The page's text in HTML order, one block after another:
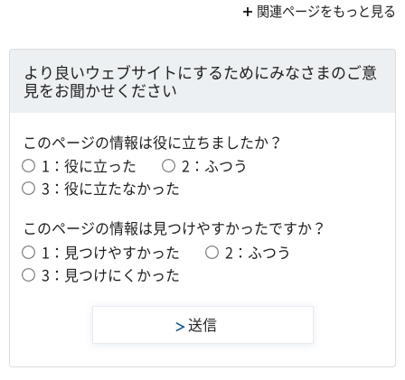
関連ページをもっと見る
より良いウェブサイトにするためにみなさまのご意
見をお聞かせください
このページの情報は役に立ちましたか？
1：役に立った
2：ふつう
3：役に立たなかった
このページの情報は見つけやすかったですか？
1：見つけやすかった
2：ふつう
3：見つけにくかった